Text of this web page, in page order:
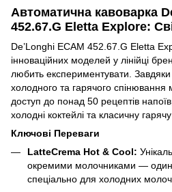
Автоматична кавоварка
452.67.G Eletta Explore:
De’Longhi ECAM 452.67.G Eletta
інноваційних моделей у лінійці
любить експериментувати. Завдяки
холодного та гарячого спінювання
доступ до понад 50 рецептів
холодні коктейлі та класичну гарячу
Ключові Переваги
LatteCrema Hot & Cool:
окремими молочниками — один
спеціально для холодних